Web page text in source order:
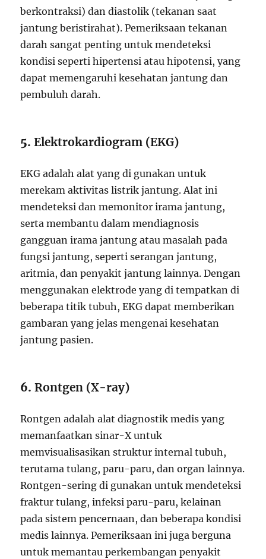
berkontraksi) dan diastolik (tekanan saat
jantung beristirahat). Pemeriksaan tekanan
darah sangat penting untuk mendeteksi
kondisi seperti hipertensi atau hipotensi, yang
dapat memengaruhi kesehatan jantung dan
pembuluh darah.
5.Elektrokardiogram (EKG)
EKG adalah alat yang di gunakan untuk
merekam aktivitas listrik jantung. Alat ini
mendeteksi dan memonitor irama jantung,
serta membantu dalam mendiagnosis
gangguan irama jantung atau masalah pada
fungsi jantung, seperti serangan jantung,
aritmia, dan penyakit jantung lainnya. Dengan
menggunakan elektrode yang di tempatkan di
beberapa titik tubuh, EKG dapat memberikan
gambaran yang jelas mengenai kesehatan
jantung pasien.
6.Rontgen (X-ray)
Rontgen adalah alat diagnostik medis yang
memanfaatkan sinar-X untuk
memvisualisasikan struktur internal tubuh,
terutama tulang, paru-paru, dan organ lainnya.
Rontgen-sering di gunakan untuk mendeteksi
fraktur tulang, infeksi paru-paru, kelainan
pada sistem pencernaan, dan beberapa kondisi
medis lainnya. Pemeriksaan ini juga berguna
untuk memantau perkembangan penyakit